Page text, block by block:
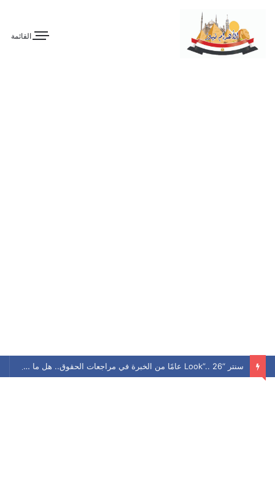
القائمة
سنتر “Look”.. 26 عامًا من الخبرة في مراجعات الحقوق.. هل ما زال يحافظ على مكانته بين الطلاب؟